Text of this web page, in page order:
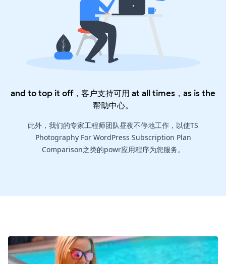
and to top it off，客户支持可用 at all times，as is the
帮助中心。
此外，我们的专家工程师团队昼夜不停地工作，以使TS
Photography For WordPress Subscription Plan
Comparison之类的powr应用程序为您服务。